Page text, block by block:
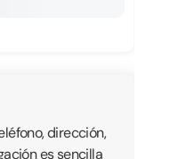
dirección,
es sencilla